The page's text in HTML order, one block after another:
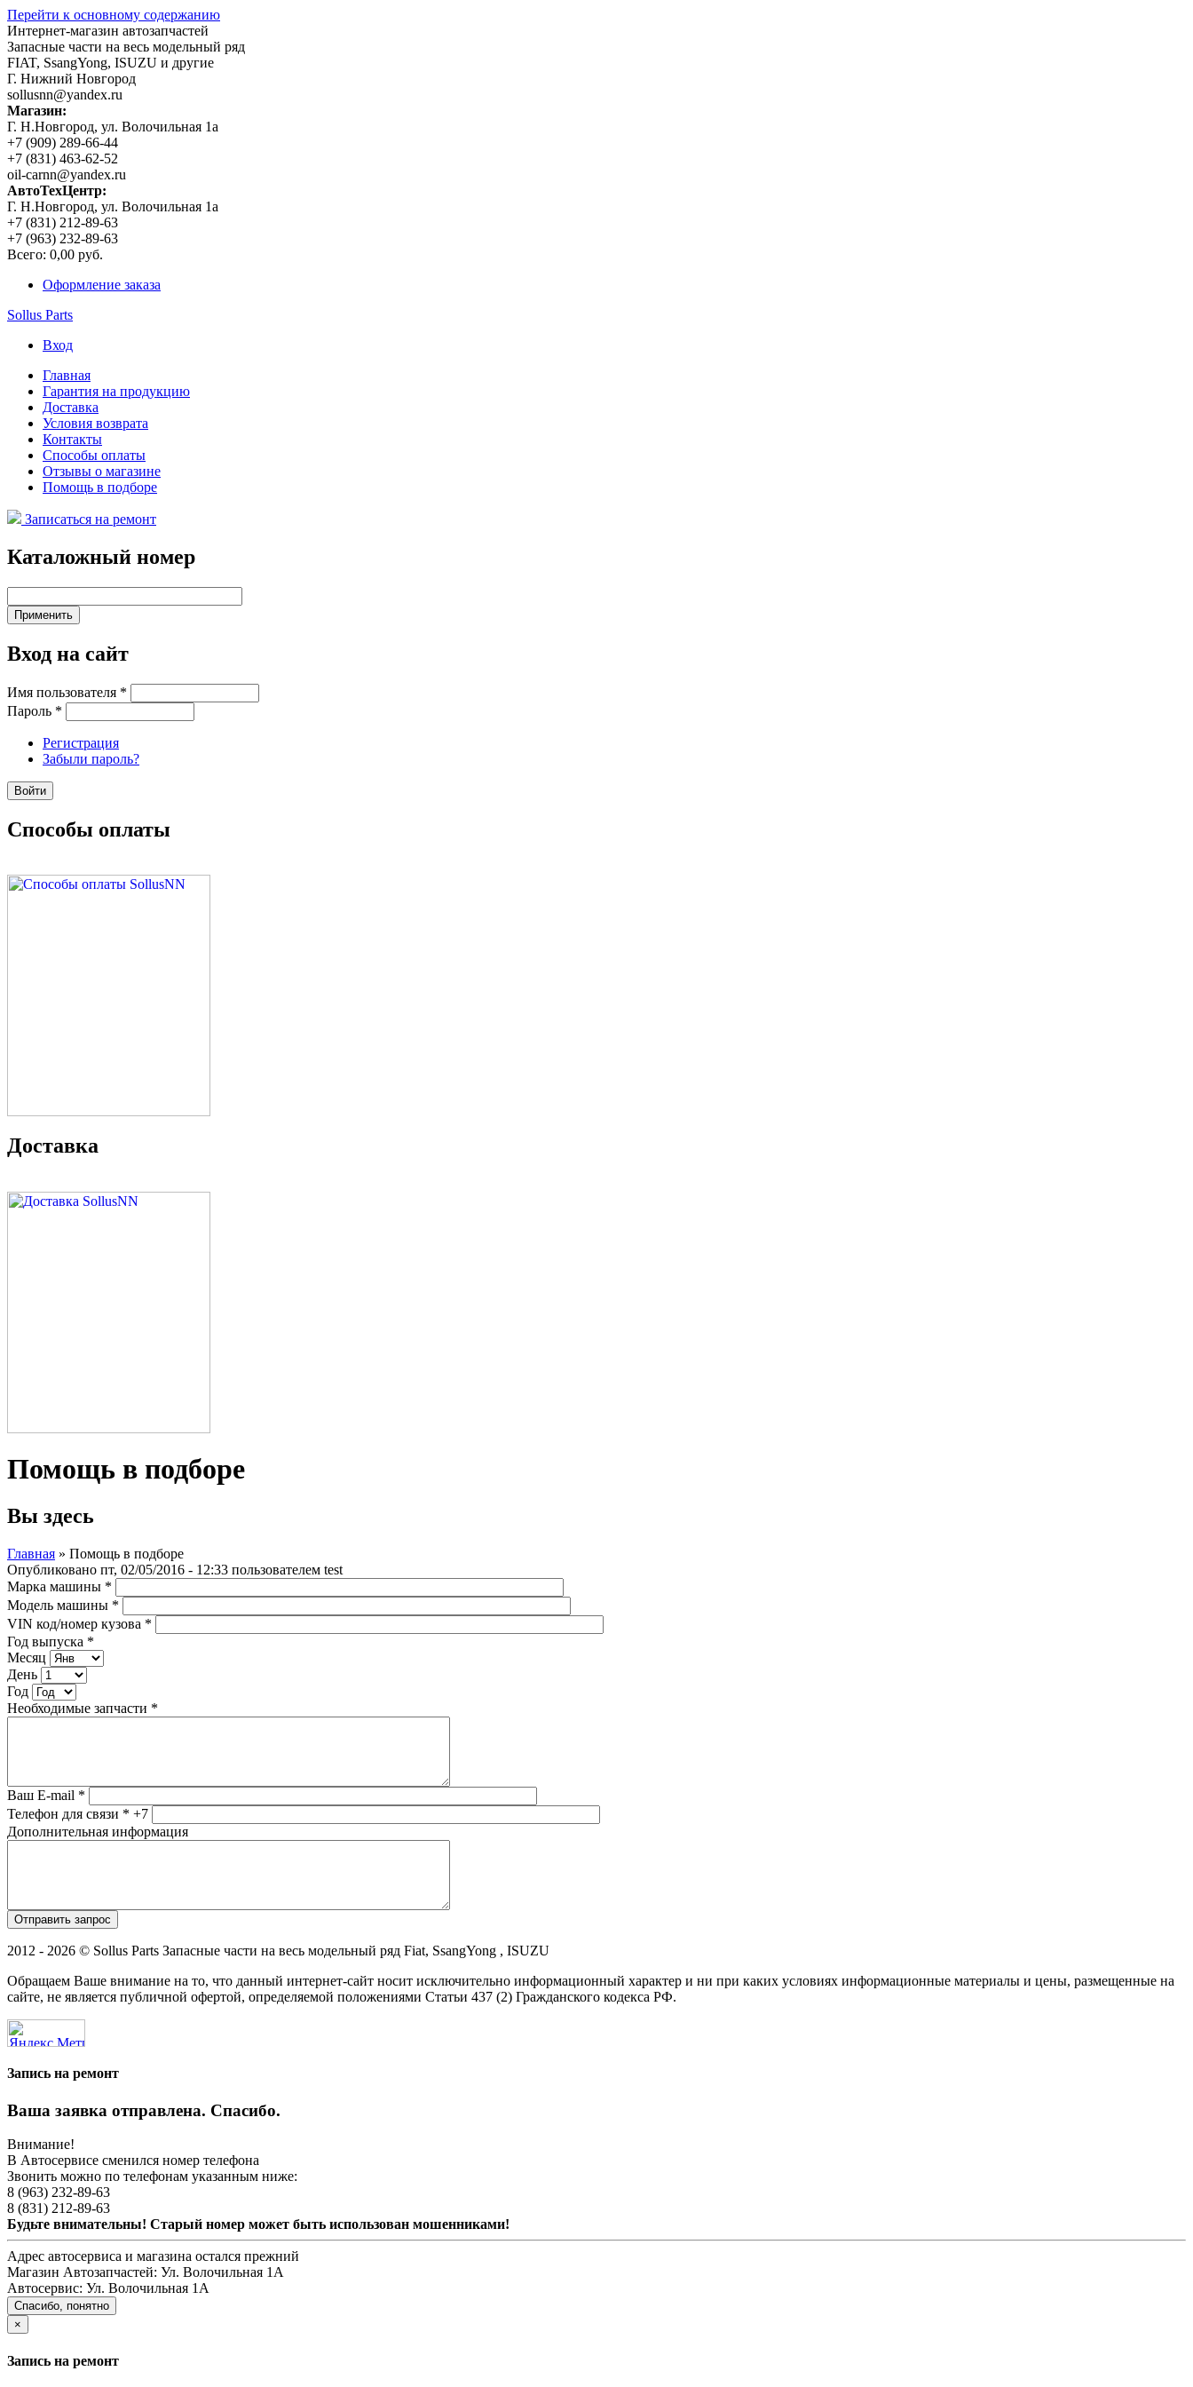
Перейти к основному содержанию
Интернет-магазин автозапчастей
Запасные части на весь модельный ряд
FIAT, SsangYong, ISUZU и другие
Г. Нижний Новгород
sollusnn@yandex.ru
Магазин:
Г. Н.Новгород, ул. Волочильная 1а
+7 (909) 289-66-44
+7 (831) 463-62-52
oil-carnn@yandex.ru
АвтоТехЦентр:
Г. Н.Новгород, ул. Волочильная 1а
+7 (831) 212-89-63
+7 (963) 232-89-63
Всего: 0,00 руб.
Оформление заказа
Sollus Parts
Вход
Главная
Гарантия на продукцию
Доставка
Условия возврата
Контакты
Способы оплаты
Отзывы о магазине
Помощь в подборе
Записаться на ремонт
Каталожный номер
Вход на сайт
Имя пользователя *
Пароль *
Регистрация
Забыли пароль?
Способы оплаты
Доставка
Помощь в подборе
Вы здесь
Главная » Помощь в подборе
Опубликовано пт, 02/05/2016 - 12:33 пользователем test
Марка машины *
Модель машины *
VIN код/номер кузова *
Год выпуска *
Месяц
День
Год
Необходимые запчасти *
Ваш E-mail *
Телефон для связи * +7
Дополнительная информация
2012 - 2026 © Sollus Parts Запасные части на весь модельный ряд Fiat, SsangYong , ISUZU
Обращаем Ваше внимание на то, что данный интернет-сайт носит исключительно информационный характер и ни при каких условиях информационные материалы и цены, размещенные на
сайте, не является публичной офертой, определяемой положениями Статьи 437 (2) Гражданского кодекса РФ.
Запись на ремонт
Ваша заявка отправлена. Спасибо.
Внимание!
В Автосервисе сменился номер телефона
Звонить можно по телефонам указанным ниже:
8 (963) 232-89-63
8 (831) 212-89-63
Будьте внимательны! Старый номер может быть использован мошенниками!
Адрес автосервиса и магазина остался прежний
Магазин Автозапчастей: Ул. Волочильная 1А
Автосервис: Ул. Волочильная 1А
Спасибо, понятно
×
Запись на ремонт